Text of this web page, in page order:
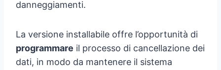
danneggiamenti.
La versione installabile offre l’opportunità di
programmare il processo di cancellazione dei
dati, in modo da mantenere il sistema